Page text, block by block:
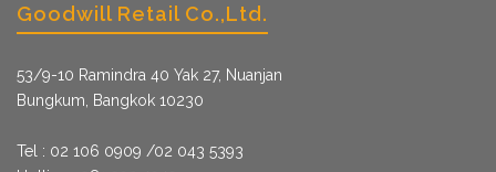
Goodwill Retail Co.,Ltd.
53/9­-10 Ramindra 40 Yak 27, Nuanjan
Bungkum, Bangkok 10230
Tel : 02 106 0909 /02 043 5393